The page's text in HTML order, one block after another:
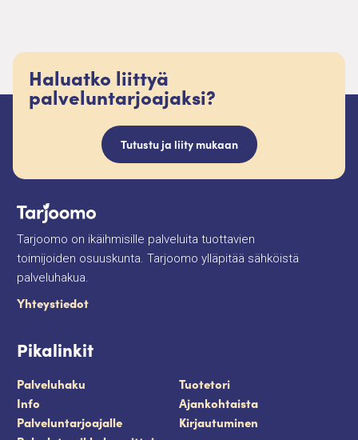
Haluatko liittyä
palveluntarjoajaksi?
Tutustu ja liity mukaan
Tarjoomo on ikäihmisille palveluita tuottavien
toimijoiden osuuskunta. Tarjoomo ylläpitää sähköistä
palveluhakua.
Yhteystiedot
Pikalinkit
Palveluhaku
Tuotetori
Info
Ajankohtaista
Palveluntarjoajalle
Kirjautuminen